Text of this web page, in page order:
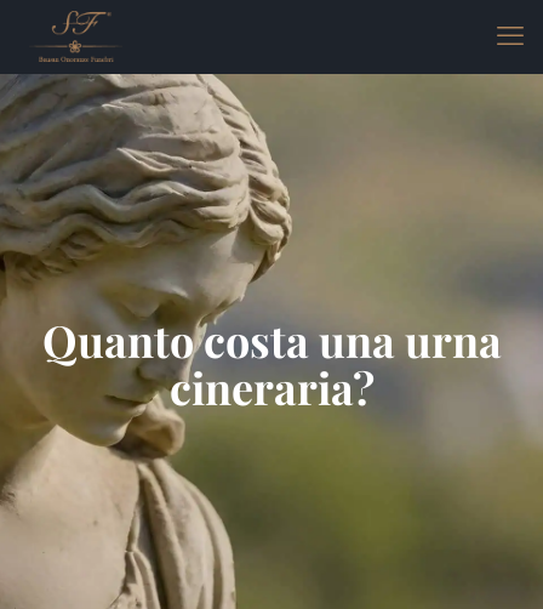
Quanto costa una urna
cineraria?